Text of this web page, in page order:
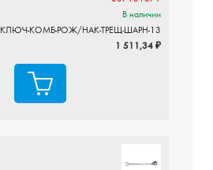
В наличии
КЛЮЧ-КОМБ-РОЖ/НАК-ТРЕЩ-ШАРН-13
1 511,34 ₽